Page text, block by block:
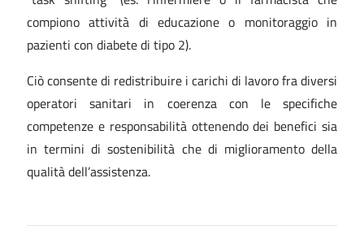
compiono attività di educazione o monitoraggio in
pazienti con diabete di tipo 2).
Ciò consente di redistribuire i carichi di lavoro fra diversi
operatori sanitari in coerenza con le specifiche
competenze e responsabilità ottenendo dei benefici sia
in termini di sostenibilità che di miglioramento della
qualità dell’assistenza.